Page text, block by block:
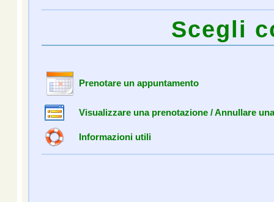
Scegli
Prenotare un appuntamento
Visualizzare una prenotazione / Annullare
Informazioni utili